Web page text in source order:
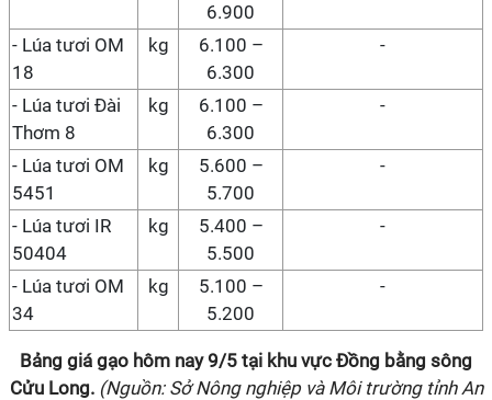
6.900
- Lúa tươi OM
18
kg
6.100 –
6.300
-
- Lúa tươi Đài
Thơm 8
kg
6.100 –
6.300
-
- Lúa tươi OM
5451
kg
5.600 –
5.700
-
- Lúa tươi IR
50404
kg
5.400 –
5.500
-
- Lúa tươi OM
34
kg
5.100 –
5.200
-
Bảng giá gạo hôm nay9/5 tại khu vực Đồng bằng sông
Cửu Long. (Nguồn: Sở Nông nghiệp và Môi trường tỉnh An